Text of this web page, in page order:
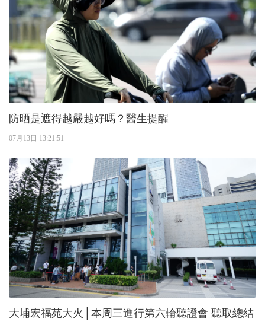
防晒是遮得越嚴越好嗎？醫生提醒
07月13日 13:21:51
大埔宏福苑大火│本周三進行第六輪聽證會 聽取總結